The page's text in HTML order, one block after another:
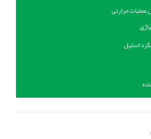
عملیات حرارتی
استیل